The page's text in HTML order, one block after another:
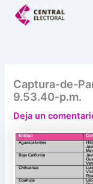
Captura-de-
9.53.40-p.m.
Deja un